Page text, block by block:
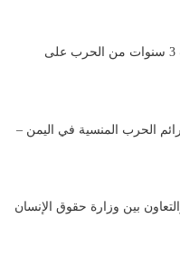
فعالية بعنوان: إحصائيات 3 سنوات من الحرب على
الحرب المنسية في اليمن –
بين وزارة حقوق الإنسان